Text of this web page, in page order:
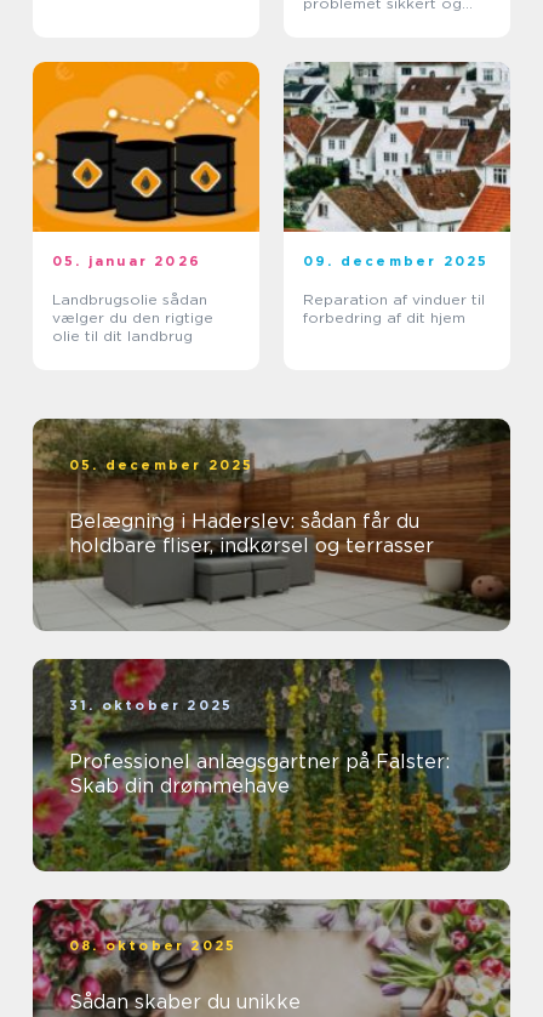
05. januar 2026
Landbrugsolie sådan
vælger du den rigtige
olie til dit landbrug
09. december 2025
Reparation af vinduer til
forbedring af dit hjem
05. december 2025
Belægning i Haderslev: sådan får du
holdbare fliser, indkørsel og terrasser
31. oktober 2025
Professionel anlægsgartner på Falster:
Skab din drømmehave
08. oktober 2025
Sådan skaber du unikke